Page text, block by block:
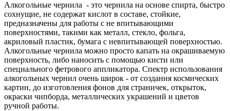
Алкогольные чернила - это чернила на основе спирта, быстро
сохнущие, не содержат кислот в составе, стойкие,
предназначены для работы с не впитывающими
поверхностями, такими как металл, стекло, фольга,
акриловый пластик, бумага с невпитывающей поверхностью.
Алкогольные чернила можно просто капать на окрашиваемую
поверхность, либо наносить с помощью кисти или
специального фетрового аппликатора. Спектр использования
алкогольных чернил очень широк - от создания космических
картин, до изготовления фонов для страничек, открыток,
окраски чипборда, металлических украшений и цветов
ручной работы.